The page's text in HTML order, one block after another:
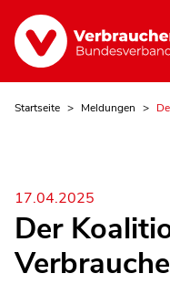
Startseite Meldungen
17.04.2025
Der